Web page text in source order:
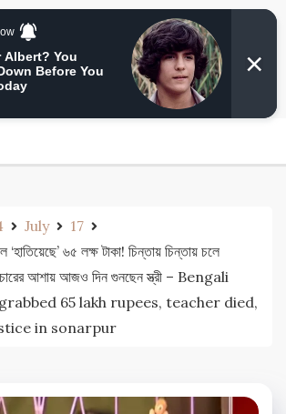
Bangla News
July
17
৬৫ লক্ষ টাকা! চিন্তায় চিন্তায় চলে
আশায় আজও দিন গুনছেন স্ত্রী – Bengali
65 lakh rupees, teacher died,
in sonarpur